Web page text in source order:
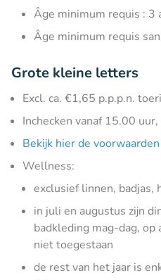
Âge minimum requis : 3
Âge minimum requis
Grote kleine letters
Excl. ca. €1,65 p.p.p.n.
Inchecken vanaf 15.00
Bekijk hier de
Wellness:
exclusief linnen, badjas,
in juli en augustus zijn
badkleding mag-dag, op
niet toegestaan
de rest van het jaar is